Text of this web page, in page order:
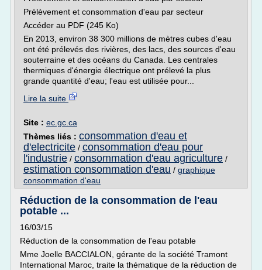
Prélèvement et consommation d'eau par secteur
Accéder au PDF (245 Ko)
En 2013, environ 38 300 millions de mètres cubes d'eau
ont été prélevés des rivières, des lacs, des sources d'eau
souterraine et des océans du Canada. Les centrales
thermiques d'énergie électrique ont prélevé la plus
grande quantité d'eau; l'eau est utilisée pour...
Lire la suite
Site : ec.gc.ca
Thèmes liés : consommation d'eau et
d'electricite / consommation d'eau pour
l'industrie / consommation d'eau agriculture /
estimation consommation d'eau / graphique
consommation d'eau
Réduction de la consommation de l'eau
potable ...
16/03/15
Réduction de la consommation de l'eau potable
Mme Joelle BACCIALON, gérante de la société Tramont
International Maroc, traite la thématique de la réduction de